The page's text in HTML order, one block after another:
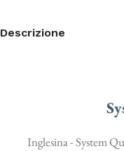
Descrizione
Inglesina - System